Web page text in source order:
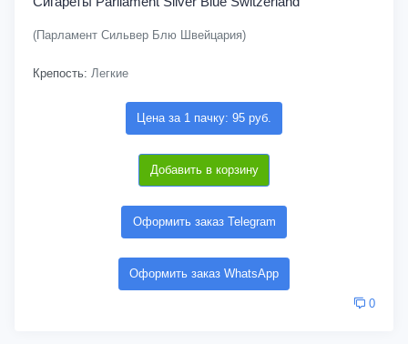
(Парламент Сильвер Блю Швейцария)
Крепость: Легкие
Цена за 1 пачку: 95 руб.
Добавить в корзину
Оформить заказ Telegram
Оформить заказ WhatsApp
0